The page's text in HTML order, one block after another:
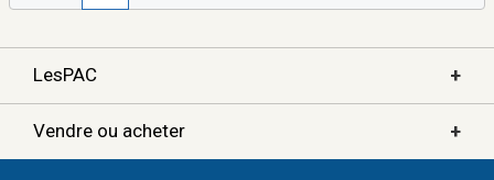
LesPAC +
Vendre ou acheter +